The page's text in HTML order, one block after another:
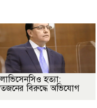
হত্যা:
বিরুদ্ধে অভিযোগ